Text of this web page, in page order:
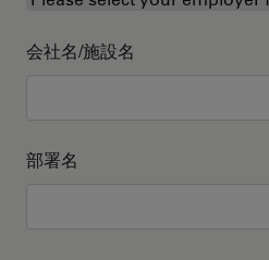
会社名/施設名
部署名